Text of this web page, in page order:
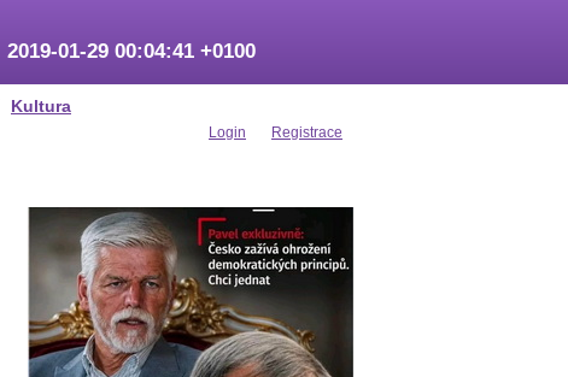
Kultura
2019-01-29 00:04:41 +0100
Login Registrace